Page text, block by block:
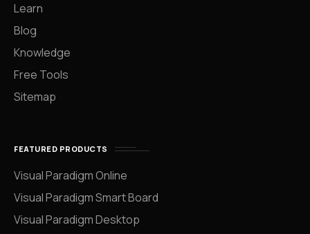
Learn
Blog
Knowledge
Free Tools
Sitemap
FEATURED PRODUCTS
Visual Paradigm Online
Visual Paradigm Smart Board
Visual Paradigm Desktop